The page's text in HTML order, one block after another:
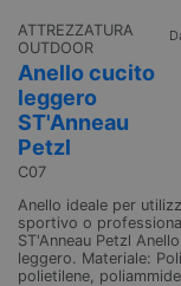
ATTREZZATURA
OUTDOOR
Anello cucito
leggero
ST'Anneau
Petzl
C07
Anello ideale per
sportivo o
ST'Anneau Petzl
leggero. Materiale:
polietilene, poliammide